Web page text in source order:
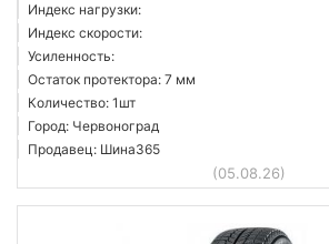
Индекс нагрузки:
Индекс скорости:
Усиленность:
Остаток протектора: 7 мм
Количество: 1шт
Город: Червоноград
Продавец: Шина365
(05.08.26)